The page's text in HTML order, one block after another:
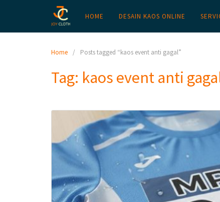
HOME DESAIN KAOS ONLINE
Home Posts tagged “kaos event anti gagal”
Tag: kaos event anti